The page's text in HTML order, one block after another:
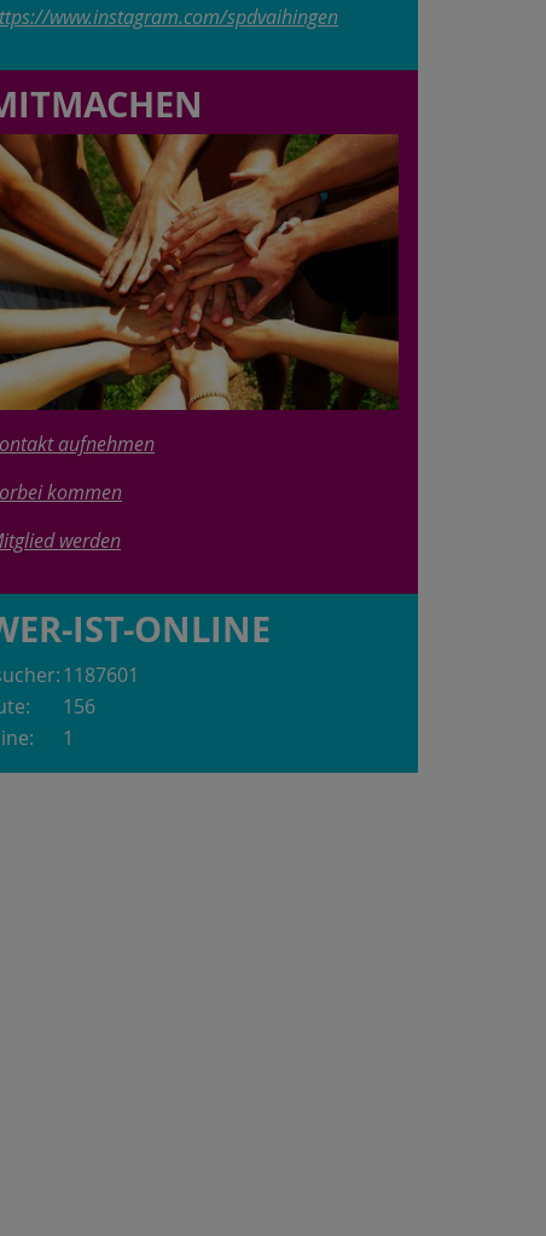
www.instagram.com/spdvaihingen
aufnehmen
kommen
werden
IST-ONLINE
1187601
156
1